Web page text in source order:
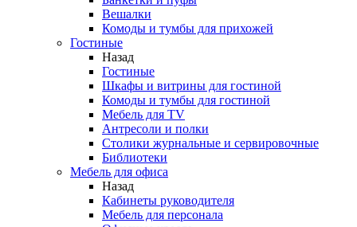
Вешалки
Комоды и тумбы для прихожей
Гостиные
Назад
Гостиные
Шкафы и витрины для гостиной
Комоды и тумбы для гостиной
Мебель для TV
Антресоли и полки
Столики журнальные и сервировочные
Библиотеки
Мебель для офиса
Назад
Кабинеты руководителя
Мебель для персонала